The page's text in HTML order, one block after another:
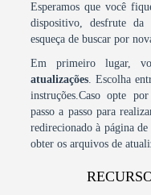
Esperamos que você
dispositivo, desfrute
esqueça de buscar por
Em primeiro lugar,
atualizações. Escolha
instruções.Caso opte
passo a passo para
redirecionado à página
obter os arquivos de